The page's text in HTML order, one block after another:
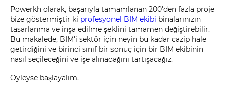
Powerkh olarak, başarıyla tamamlanan 200'den fazla proje
bize göstermiştir ki profesyonel BIM ekibi binalarınızın
tasarlanma ve inşa edilme şeklini tamamen değiştirebilir.
Bu makalede, BIM'i sektör için neyin bu kadar cazip hale
getirdiğini ve birinci sınıf bir sonuç için bir BIM ekibinin
nasıl seçileceğini ve işe alınacağını tartışacağız.
Öyleyse başlayalım.